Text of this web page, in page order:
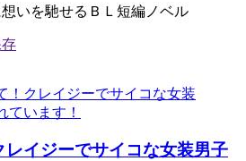
想いを馳せるＢＬ短編ノベル
レイジーでサイコな女装男子